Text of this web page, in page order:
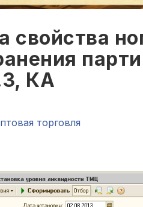
свойства
КА
торговля